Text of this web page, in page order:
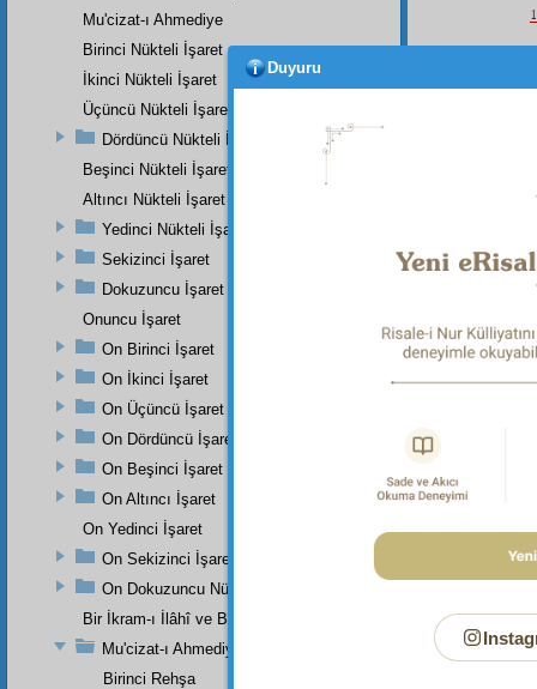
1
Dipnot-2
Mu'cizat-ı Ahmediye
Birinci Nükteli İşaret
İkinci Nükteli İşaret
Üçüncü Nükteli İşaret
Dördüncü Nükteli İşaret
Beşinci Nükteli İşaret
Altıncı Nükteli İşaret
Yedinci Nükteli İşaret
Sekizinci İşaret
Dokuzuncu İşaret
Onuncu İşaret
On Birinci İşaret
On İkinci İşaret
On Üçüncü İşaret
On Dördüncü İşaret
On Beşinci İşaret
On Altıncı İşaret
On Yedinci İşaret
On Sekizinci İşaret
On Dokuzuncu Nükteli İşaret
Bir İkram-ı İlâhî ve Bir Eser-i İnâyet-i Rabbâniye
Mu'cizat-ı Ahmediye'nin Birinci Zeyli
Birinci Rehşa
Duyuru